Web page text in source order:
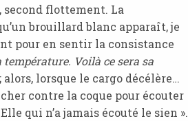
second flottement. La
brouillard blanc apparaît, je
pour en sentir la consistance
Voilà ce sera sa
lorsque le cargo décélère…
contre la coque pour écouter
qui n’a jamais écouté le sien ».